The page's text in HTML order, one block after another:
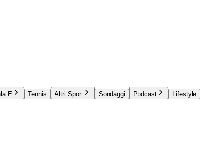
E Tennis Altri Sport Sondaggi Podcast Lifestyle